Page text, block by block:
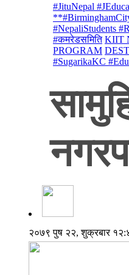
#JituNepal
#NepaliStudents
#कमरेडसमिति KIIT
PROGRAM
#SugarikaKC
२०७९ पुष २२, शुक्रबार